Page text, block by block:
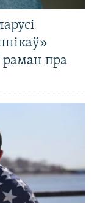
раман пра